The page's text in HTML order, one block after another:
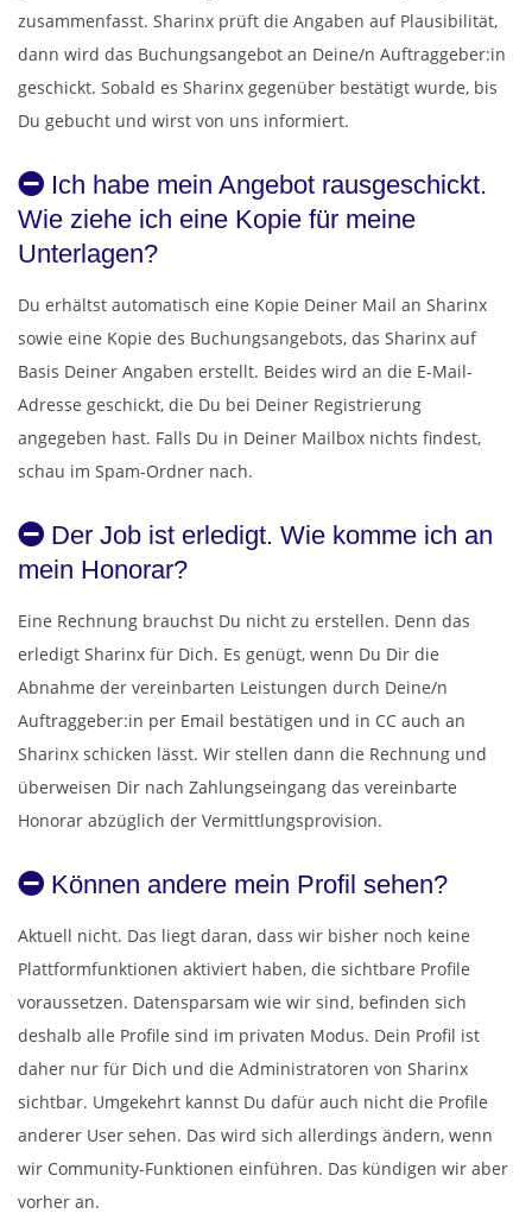
zusammenfasst. Sharinx prüft die Angaben auf Plausibilität,
dann wird das Buchungsangebot an Deine/n Auftraggeber:in
geschickt. Sobald es Sharinx gegenüber bestätigt wurde, bis
Du gebucht und wirst von uns informiert.
Ich habe mein Angebot rausgeschickt.
Wie ziehe ich eine Kopie für meine
Unterlagen?
Du erhältst automatisch eine Kopie Deiner Mail an Sharinx
sowie eine Kopie des Buchungsangebots, das Sharinx auf
Basis Deiner Angaben erstellt. Beides wird an die E-Mail-
Adresse geschickt, die Du bei Deiner Registrierung
angegeben hast. Falls Du in Deiner Mailbox nichts findest,
schau im Spam-Ordner nach.
Der Job ist erledigt. Wie komme ich an
mein Honorar?
Eine Rechnung brauchst Du nicht zu erstellen. Denn das
erledigt Sharinx für Dich. Es genügt, wenn Du Dir die
Abnahme der vereinbarten Leistungen durch Deine/n
Auftraggeber:in per Email bestätigen und in CC auch an
Sharinx schicken lässt. Wir stellen dann die Rechnung und
überweisen Dir nach Zahlungseingang das vereinbarte
Honorar abzüglich der Vermittlungsprovision.
Können andere mein Profil sehen?
Aktuell nicht. Das liegt daran, dass wir bisher noch keine
Plattformfunktionen aktiviert haben, die sichtbare Profile
voraussetzen. Datensparsam wie wir sind, befinden sich
deshalb alle Profile sind im privaten Modus. Dein Profil ist
daher nur für Dich und die Administratoren von Sharinx
sichtbar. Umgekehrt kannst Du dafür auch nicht die Profile
anderer User sehen. Das wird sich allerdings ändern, wenn
wir Community-Funktionen einführen. Das kündigen wir aber
vorher an.